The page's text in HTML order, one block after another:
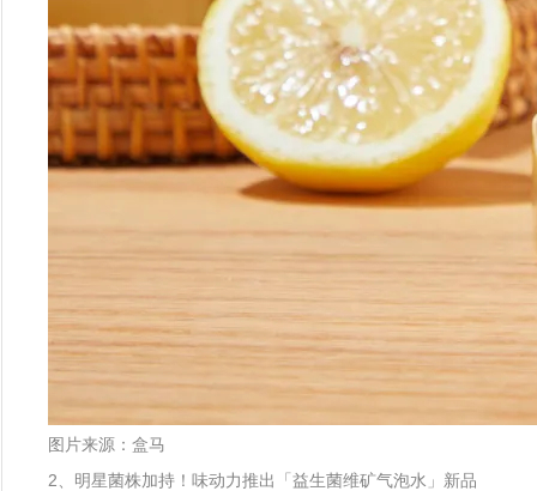
图片来源：盒马
2、明星菌株加持！味动力推出「益生菌维矿气泡水」新品